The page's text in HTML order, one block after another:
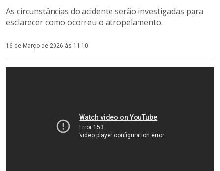
As circunstâncias do acidente serão investigadas para
esclarecer como ocorreu o atropelamento.
16 de Março de 2026 às 11:10